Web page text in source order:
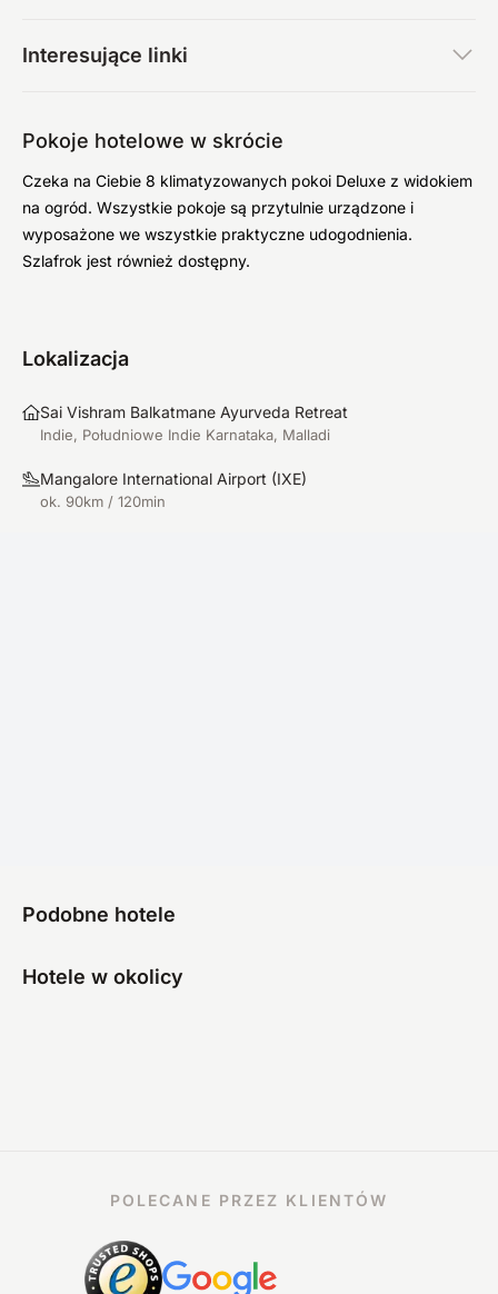
Interesujące linki
Pokoje hotelowe w skrócie
Czeka na Ciebie 8 klimatyzowanych pokoi Deluxe z widokiem
na ogród. Wszystkie pokoje są przytulnie urządzone i
wyposażone we wszystkie praktyczne udogodnienia.
Szlafrok jest również dostępny.
Lokalizacja
Sai Vishram Balkatmane Ayurveda Retreat
Indie, Południowe Indie Karnataka, Malladi
Mangalore International Airport (IXE)
ok. 90km / 120min
Podobne hotele
Hotele w okolicy
POLECANE PRZEZ KLIENTÓW